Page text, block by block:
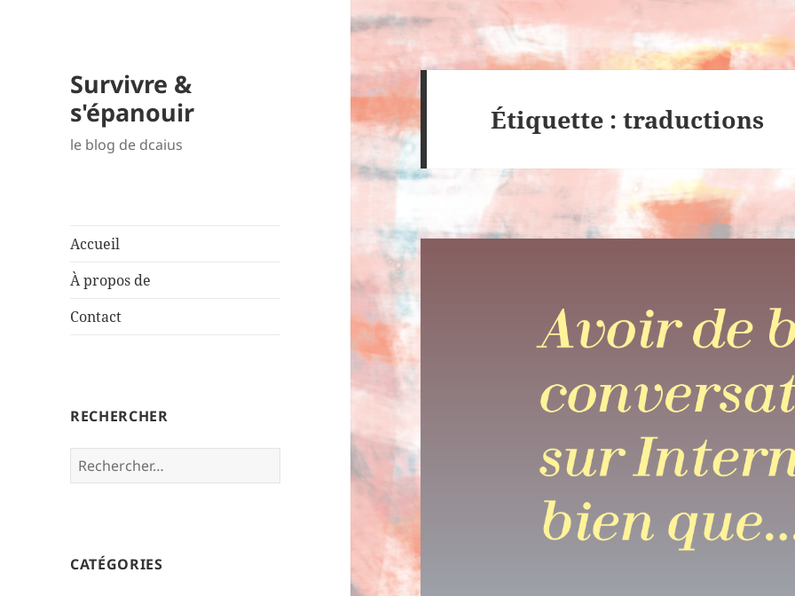
Survivre &
s'épanouir
le blog de dcaius
Accueil
À propos de
Contact
RECHERCHER
R
e
r
CATÉGORIES
Étiquette : traductions